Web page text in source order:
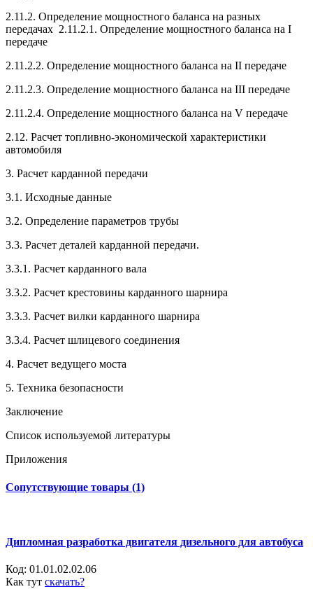
2.11.2. Определение мощностного баланса на разных
передачах 2.11.2.1. Определение мощностного баланса на I
передаче
2.11.2.2. Определение мощностного баланса на II передаче
2.11.2.3. Определение мощностного баланса на III передаче
2.11.2.4. Определение мощностного баланса на V передаче
2.12. Расчет топливно-экономической характеристики
автомобиля
3. Расчет карданной передачи
3.1. Исходные данные
3.2. Определение параметров трубы
3.3. Расчет деталей карданной передачи.
3.3.1. Расчет карданного вала
3.3.2. Расчет крестовины карданного шарнира
3.3.3. Расчет вилки карданного шарнира
3.3.4. Расчет шлицевого соединения
4. Расчет ведущего моста
5. Техника безопасности
Заключение
Список используемой литературы
Приложения
Сопутствующие товары (1)
Дипломная разработка двигателя дизельного для автобуса
Код: 01.01.02.02.06
Как тут скачать?